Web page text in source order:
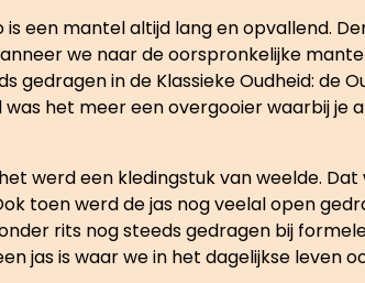
een mantel altijd lang en opvallend.
we naar de oorspronkelijke
in de Klassieke Oudheid: de
het meer een overgooier waarbij je
werd een kledingstuk van weelde.
toen werd de jas nog veelal open
rits nog steeds gedragen bij
jas is waar we in het dagelijkse leven